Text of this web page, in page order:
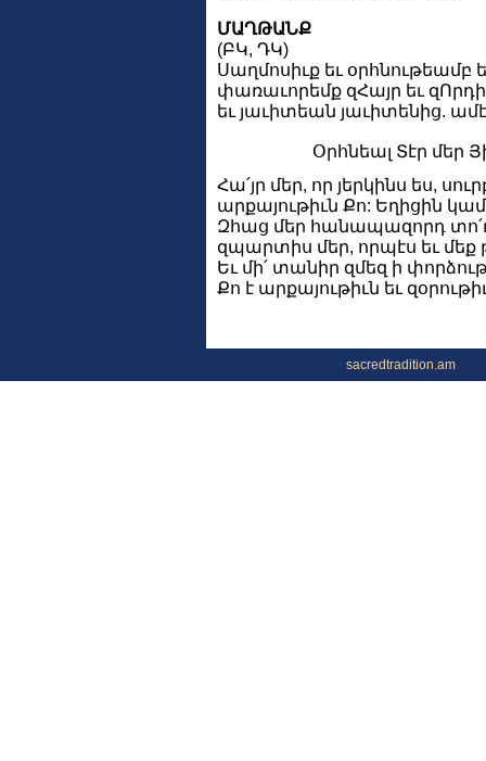
ՄԱՂԹԱՆՔ
(ԲԿ, ԴԿ)
Սաղմոսիւք եւ օրհնութեամբ
փառաւորեմք զՀայր եւ զՈրդի
եւ յաւիտեան յաւիտենից.
Օրհնեալ Տէր մեր
Հա՛յր մեր, որ յերկինս ես,
արքայութիւն Քո: Եղիցին
Զհաց մեր հանապազորդ
զպարտիս մեր, որպէս եւ
Եւ մի՛ տանիր զմեզ ի
Քո է արքայութիւն եւ
sacredtradition.am